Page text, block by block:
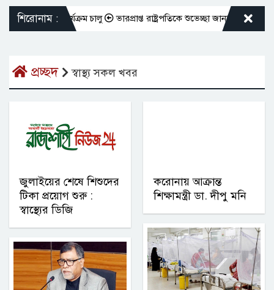
শিরোনাম :
বদলি কার্যক্রম চালু ভারপ্রাপ্ত রাষ্ট্রপতিকে শুভেচ্ছা জানালেন রাসিক
প্রচ্ছদ স্বাস্থ্য সকল খবর
জুলাইয়ের শেষে শিশুদের
টিকা প্রয়োগ শুরু :
স্বাস্থ্যের ডিজি
করোনায় আক্রান্ত
শিক্ষামন্ত্রী ডা. দীপু মনি